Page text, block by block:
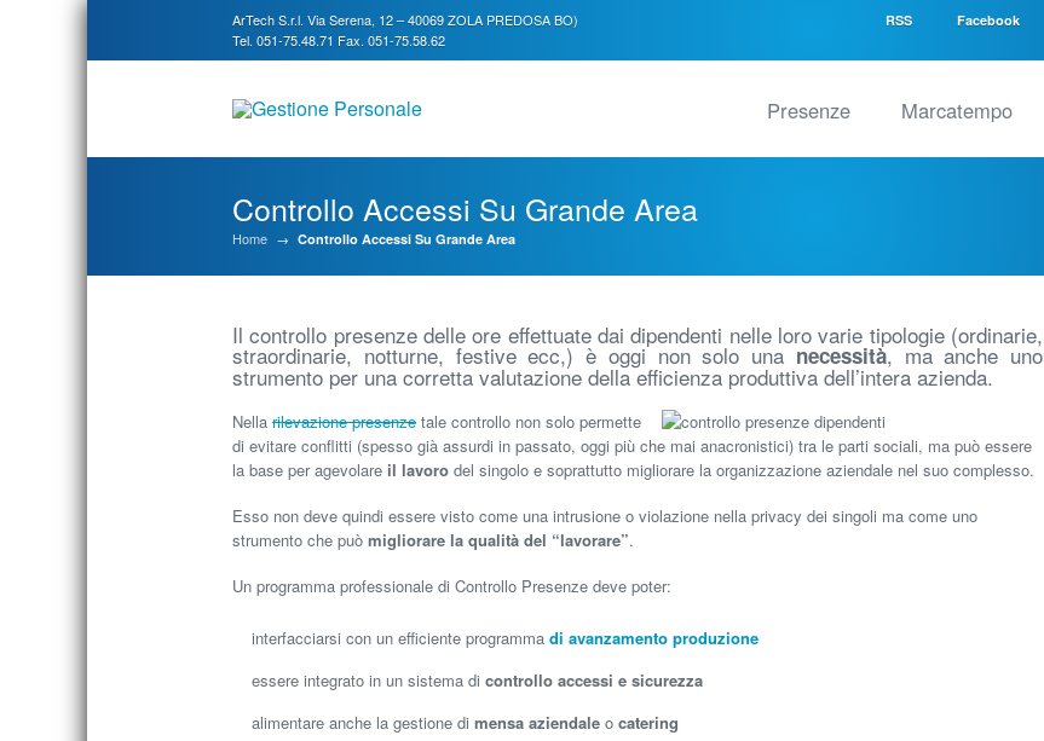
ArTech S.r.l. Via Serena, 12 – 40069 ZOLA PREDOSA BO)
Tel. 051-75.48.71 Fax. 051-75.58.62
RSS Facebook
Presenze Marcatempo
Controllo Accessi Su Grande Area
Home → Controllo Accessi Su Grande Area
Il controllo presenze delle ore effettuate dai dipendenti nelle loro varie tipologie (ordinarie,
straordinarie, notturne, festive ecc,) è oggi non solo una necessità, ma anche uno
strumento per una corretta valutazione della efficienza produttiva dell’intera azienda.
Nella rilevazione presenze tale controllo non solo permette
di evitare conflitti (spesso già assurdi in passato, oggi più che mai anacronistici) tra le parti sociali, ma può essere
la base per agevolare il lavoro del singolo e soprattutto migliorare la organizzazione aziendale nel suo complesso.
Esso non deve quindi essere visto come una intrusione o violazione nella privacy dei singoli ma come uno
strumento che può migliorare la qualità del “lavorare”.
Un programma professionale di Controllo Presenze deve poter:
interfacciarsi con un efficiente programma di avanzamento produzione
essere integrato in un sistema di controllo accessi e sicurezza
alimentare anche la gestione di mensa aziendale o catering